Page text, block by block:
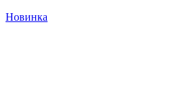
Новинка